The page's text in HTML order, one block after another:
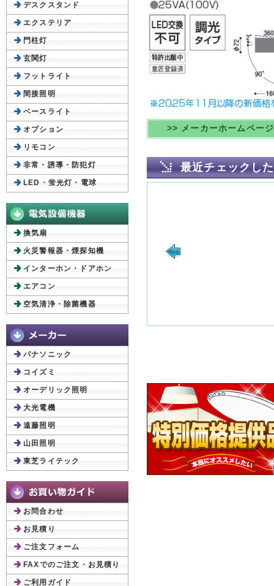
>> メーカーホームペー
最近チェックし
デスクスタンド
エクステリア
門柱灯
玄関灯
フットライト
間接照明
ベースライト
オプション
リモコン
非常・誘導・防犯灯
LED・蛍光灯・電球
換気扇
火災警報器・煙探知機
インターホン・ドアホン
エアコン
空気清浄・除菌機器
パナソニック
コイズミ
オーデリック照明
大光電機
遠藤照明
山田照明
東芝ライテック
お問合わせ
お見積り
ご注文フォーム
FAXでのご注文・お見積り
ご利用ガイド